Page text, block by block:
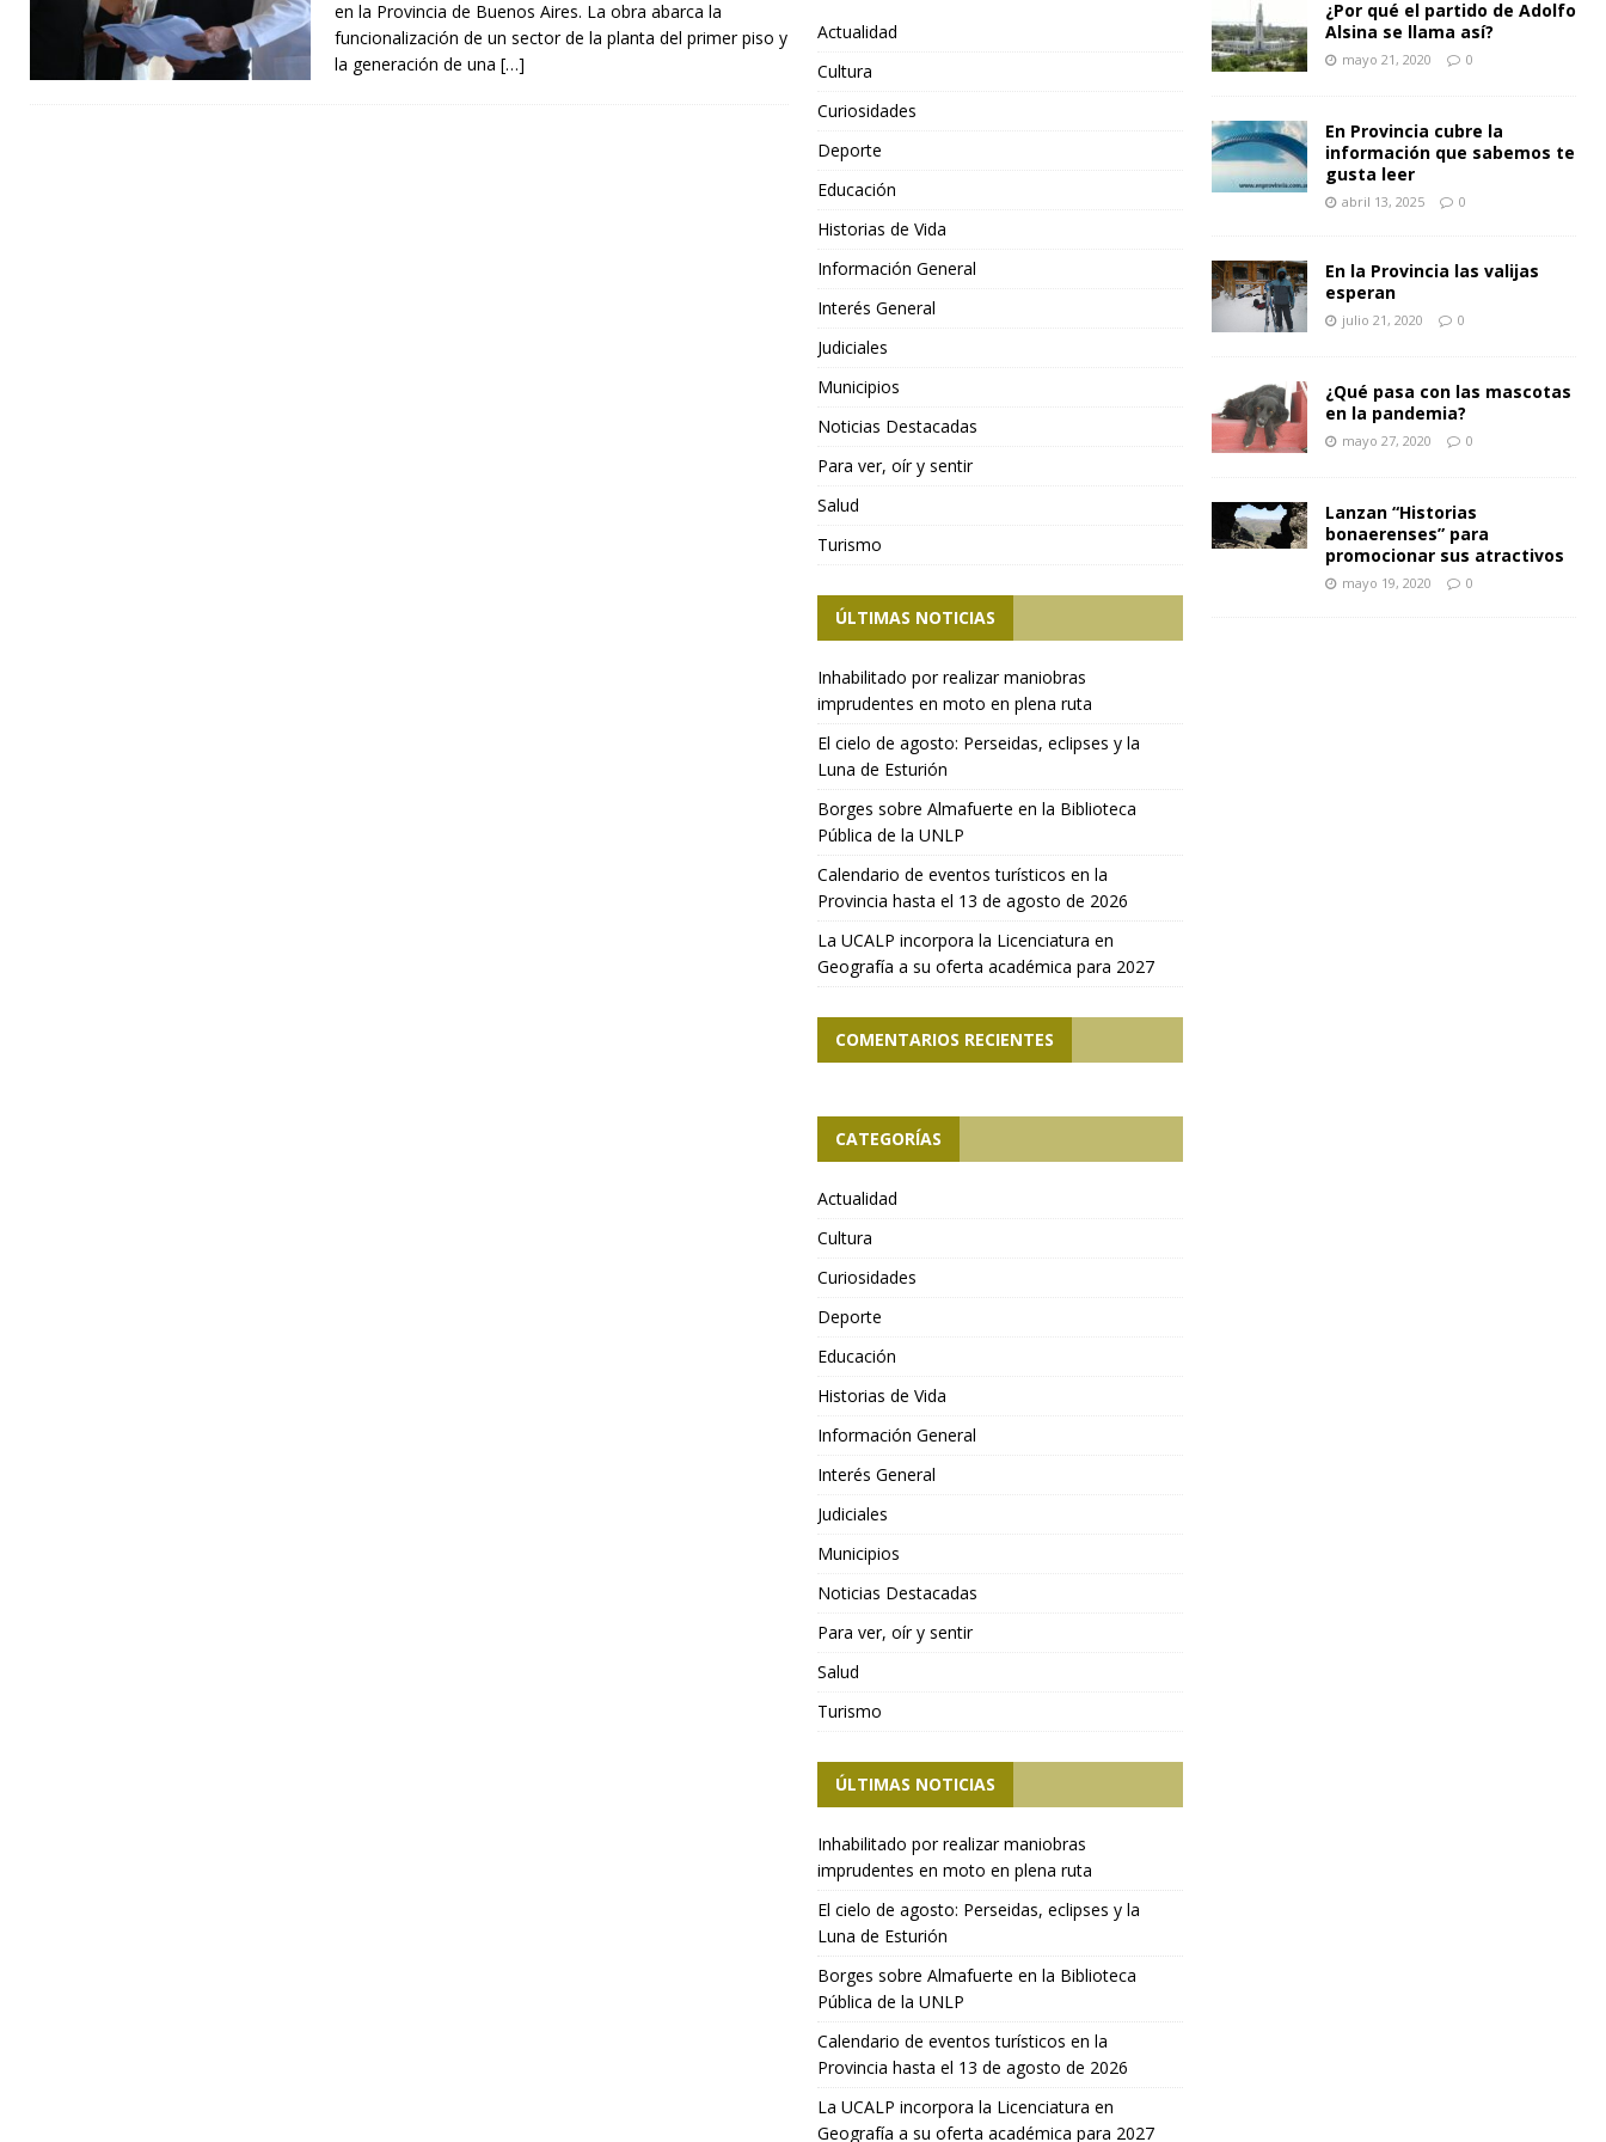
en la Provincia de Buenos Aires. La obra abarca la
funcionalización de un sector de la planta del primer piso y
la generación de una […]
Actualidad
Cultura
Curiosidades
Deporte
Educación
Historias de Vida
Información General
Interés General
Judiciales
Municipios
Noticias Destacadas
Para ver, oír y sentir
Salud
Turismo
ÚLTIMAS NOTICIAS
Inhabilitado por realizar maniobras
imprudentes en moto en plena ruta
El cielo de agosto: Perseidas, eclipses y la
Luna de Esturión
Borges sobre Almafuerte en la Biblioteca
Pública de la UNLP
Calendario de eventos turísticos en la
Provincia hasta el 13 de agosto de 2026
La UCALP incorpora la Licenciatura en
Geografía a su oferta académica para 2027
COMENTARIOS RECIENTES
CATEGORÍAS
Actualidad
Cultura
Curiosidades
Deporte
Educación
Historias de Vida
Información General
Interés General
Judiciales
Municipios
Noticias Destacadas
Para ver, oír y sentir
Salud
Turismo
ÚLTIMAS NOTICIAS
Inhabilitado por realizar maniobras
imprudentes en moto en plena ruta
El cielo de agosto: Perseidas, eclipses y la
Luna de Esturión
Borges sobre Almafuerte en la Biblioteca
Pública de la UNLP
Calendario de eventos turísticos en la
Provincia hasta el 13 de agosto de 2026
La UCALP incorpora la Licenciatura en
Geografía a su oferta académica para 2027
¿Por qué el partido de Adolfo
Alsina se llama así?
mayo 21, 2020 0
En Provincia cubre la
información que sabemos te
gusta leer
abril 13, 2025 0
En la Provincia las valijas
esperan
julio 21, 2020 0
¿Qué pasa con las mascotas
en la pandemia?
mayo 27, 2020 0
Lanzan “Historias
bonaerenses” para
promocionar sus atractivos
mayo 19, 2020 0